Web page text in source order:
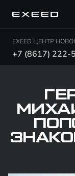
EXEED ЦЕНТР
+7 (8617) 222-